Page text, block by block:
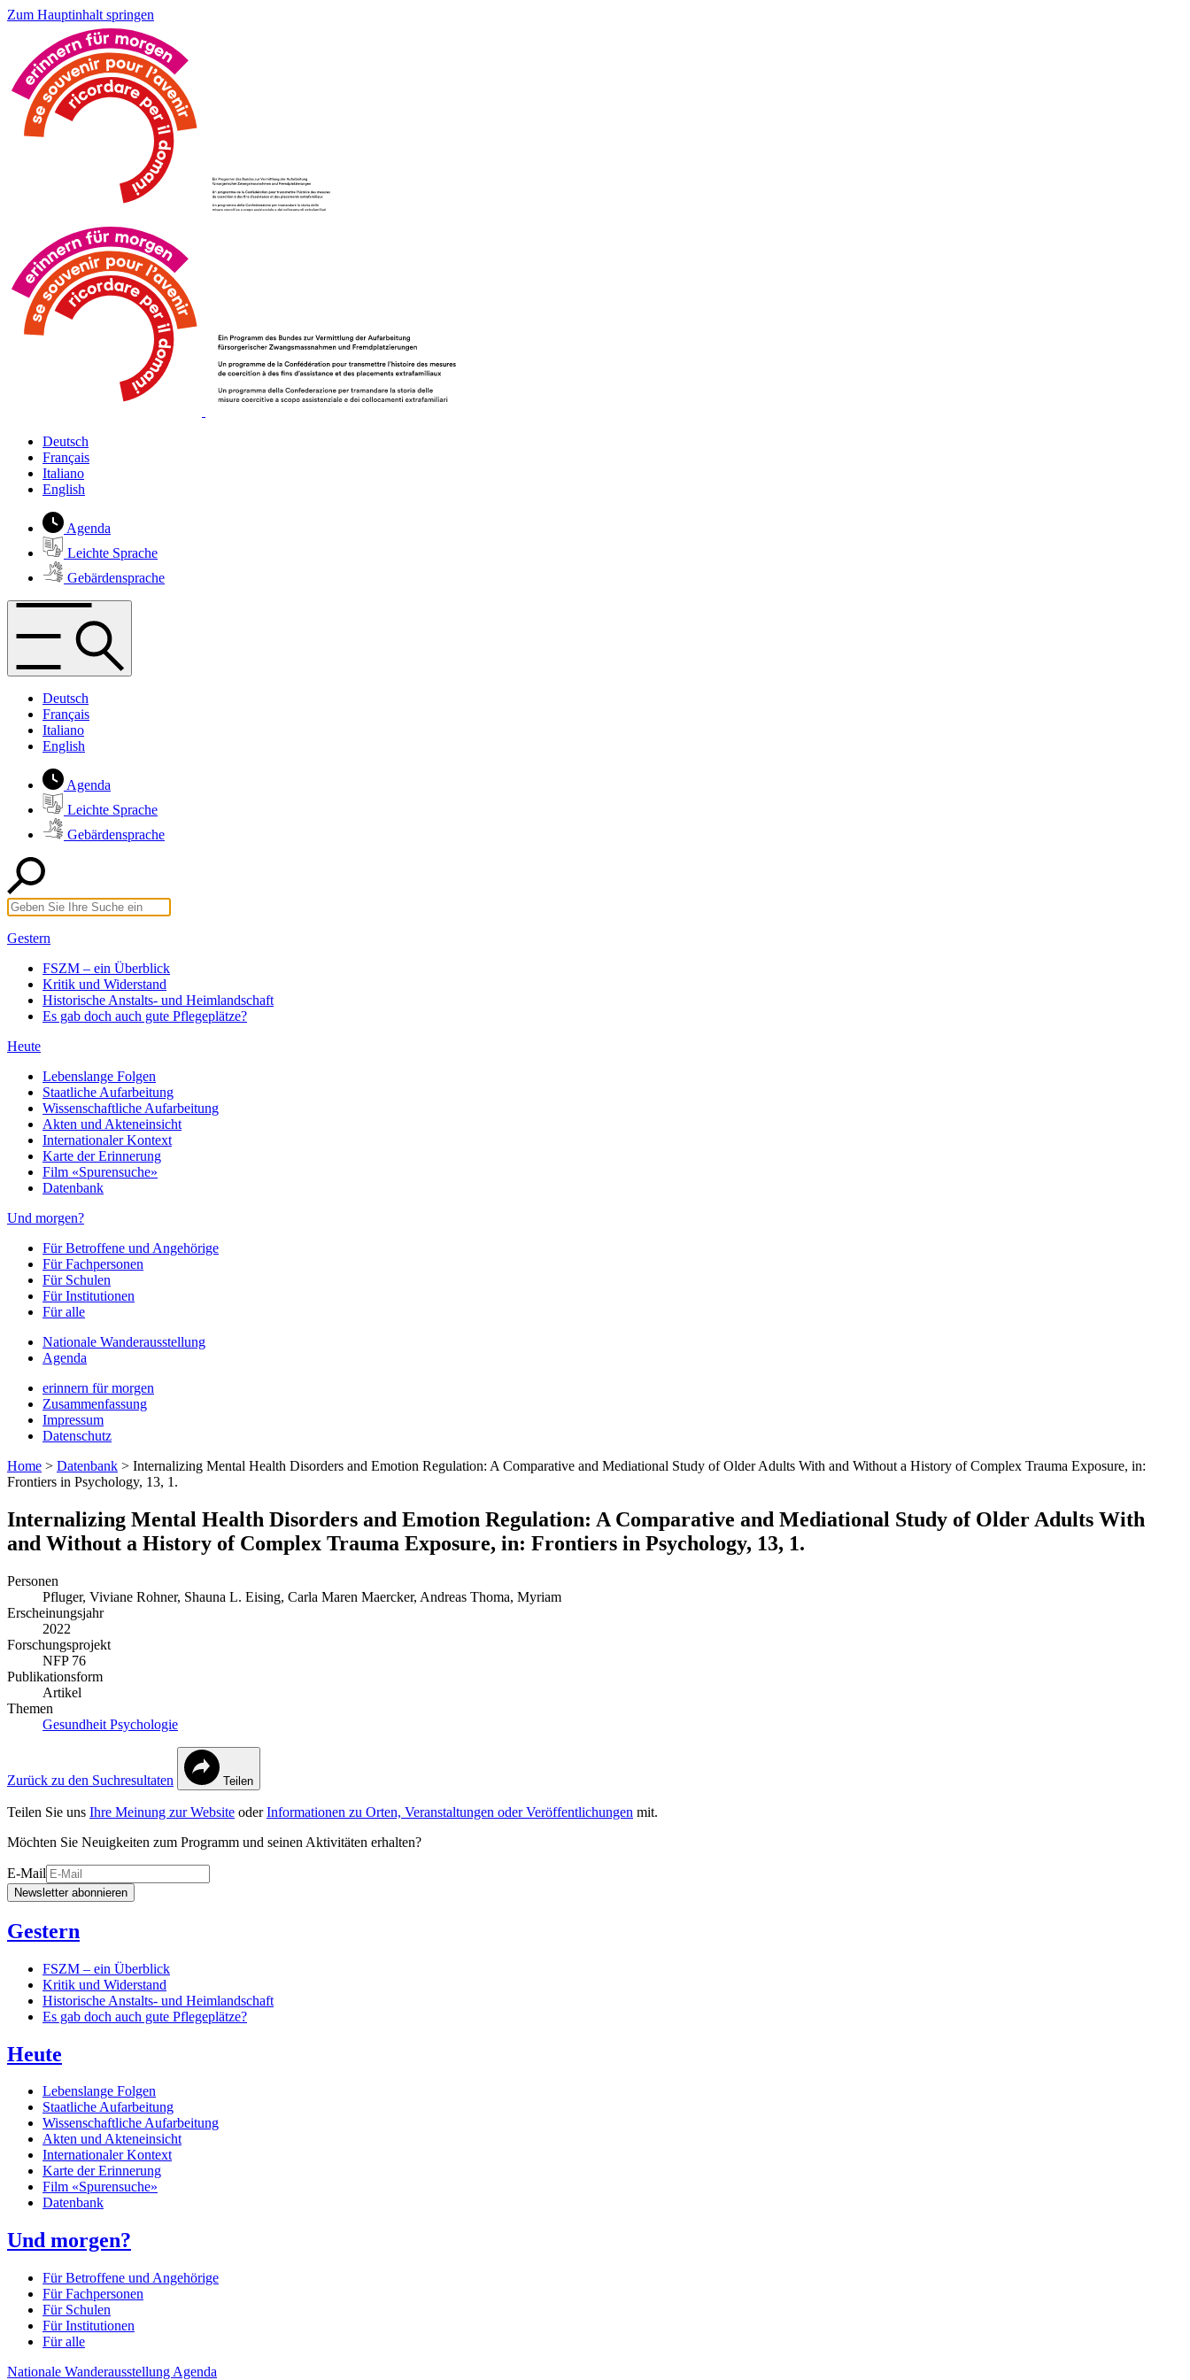
Zum Hauptinhalt springen
Deutsch
Français
Italiano
English
Agenda
Leichte Sprache
Gebärdensprache
Deutsch
Français
Italiano
English
Agenda
Leichte Sprache
Gebärdensprache
Gestern
FSZM – ein Überblick
Kritik und Widerstand
Historische Anstalts- und Heimlandschaft
Es gab doch auch gute Pflegeplätze?
Heute
Lebenslange Folgen
Staatliche Aufarbeitung
Wissenschaftliche Aufarbeitung
Akten und Akteneinsicht
Internationaler Kontext
Karte der Erinnerung
Film «Spurensuche»
Datenbank
Und morgen?
Für Betroffene und Angehörige
Für Fachpersonen
Für Schulen
Für Institutionen
Für alle
Nationale Wanderausstellung
Agenda
erinnern für morgen
Zusammenfassung
Impressum
Datenschutz
Home > Datenbank > Internalizing Mental Health Disorders and Emotion Regulation: A Comparative and Mediational Study of Older Adults With and Without a History of Complex Trauma Exposure, in:
Frontiers in Psychology, 13, 1.
Internalizing Mental Health Disorders and Emotion Regulation: A Comparative and Mediational Study of Older Adults With
and Without a History of Complex Trauma Exposure, in: Frontiers in Psychology, 13, 1.
Personen
Pfluger, Viviane Rohner, Shauna L. Eising, Carla Maren Maercker, Andreas Thoma, Myriam
Erscheinungsjahr
2022
Forschungsprojekt
NFP 76
Publikationsform
Artikel
Themen
Gesundheit Psychologie
Zurück zu den Suchresultaten Teilen
Teilen Sie uns Ihre Meinung zur Website oderInformationen zu Orten, Veranstaltungen oder Veröffentlichungen mit.
Möchten Sie Neuigkeiten zum Programm und seinen Aktivitäten erhalten?
E-Mail
Newsletter abonnieren
Gestern
FSZM – ein Überblick
Kritik und Widerstand
Historische Anstalts- und Heimlandschaft
Es gab doch auch gute Pflegeplätze?
Heute
Lebenslange Folgen
Staatliche Aufarbeitung
Wissenschaftliche Aufarbeitung
Akten und Akteneinsicht
Internationaler Kontext
Karte der Erinnerung
Film «Spurensuche»
Datenbank
Und morgen?
Für Betroffene und Angehörige
Für Fachpersonen
Für Schulen
Für Institutionen
Für alle
Nationale Wanderausstellung Agenda